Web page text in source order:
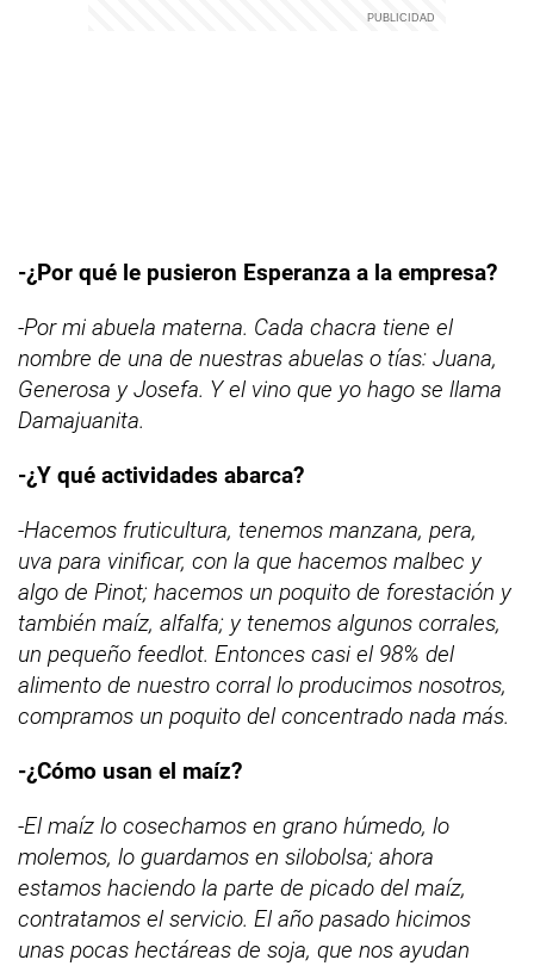
-¿Por qué le pusieron Esperanza a la empresa?
-Por mi abuela materna. Cada chacra tiene el
nombre de una de nuestras abuelas o tías: Juana,
Generosa y Josefa. Y el vino que yo hago se llama
Damajuanita.
-¿Y qué actividades abarca?
-Hacemos fruticultura, tenemos manzana, pera,
uva para vinificar, con la que hacemos malbec y
algo de Pinot; hacemos un poquito de forestación y
también maíz, alfalfa; y tenemos algunos corrales,
un pequeño feedlot. Entonces casi el 98% del
alimento de nuestro corral lo producimos nosotros,
compramos un poquito del concentrado nada más.
-¿Cómo usan el maíz?
-El maíz lo cosechamos en grano húmedo, lo
molemos, lo guardamos en silobolsa; ahora
estamos haciendo la parte de picado del maíz,
contratamos el servicio. El año pasado hicimos
unas pocas hectáreas de soja, que nos ayudan